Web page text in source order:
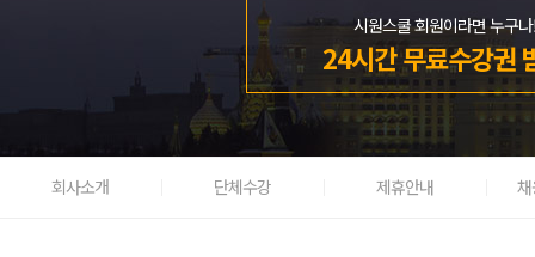
시원스쿨 회원이라면 누구
24시간 무료수강권
회사소개 단체수강 제휴안내